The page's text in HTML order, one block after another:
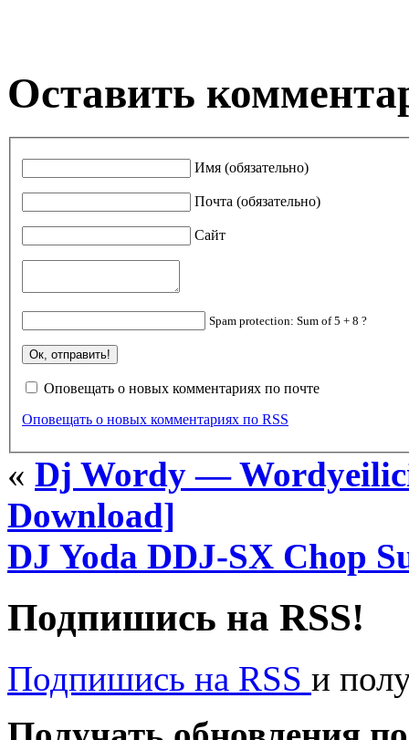
Оставить
Имя (обязательно)
Почта (обязательно)
Сайт
Spam protection: Sum of 5 + 8 ?
Оповещать о новых комментариях по почте
Оповещать о новых комментариях по RSS
« Dj Wordy —
Download]
DJ Yoda DDJ-SX Chop
Подпишись на RSS!
Подпишись на RSS и